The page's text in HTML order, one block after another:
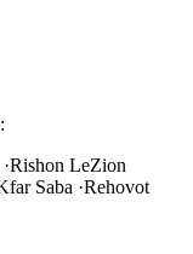
·Rishon LeZion
Saba ·Rehovot